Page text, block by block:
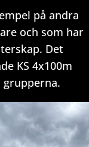
på andra
och som har
Det
KS 4x100m
grupperna.